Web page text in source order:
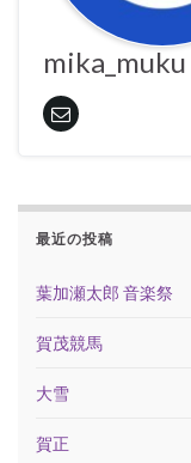
mika_muku
最近の投稿
葉加瀬太郎 音楽祭
賀茂競馬
大雪
賀正